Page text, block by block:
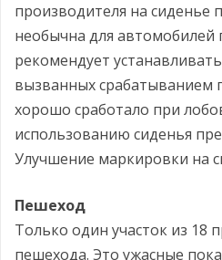
производителя на сиденье
необычна для автомобилей
рекомендует
вызванных срабатыванием
хорошо сработало при
использованию сиденья
Улучшение маркировки на
Пешеход
Только один участок из 18
пешехода. Это ужасные